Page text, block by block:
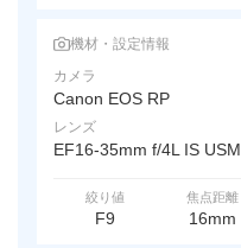
機材・設定情報
カメラ
Canon EOS RP
レンズ
EF16-35mm f/4L IS USM
絞り値
F9
焦点距離
16mm